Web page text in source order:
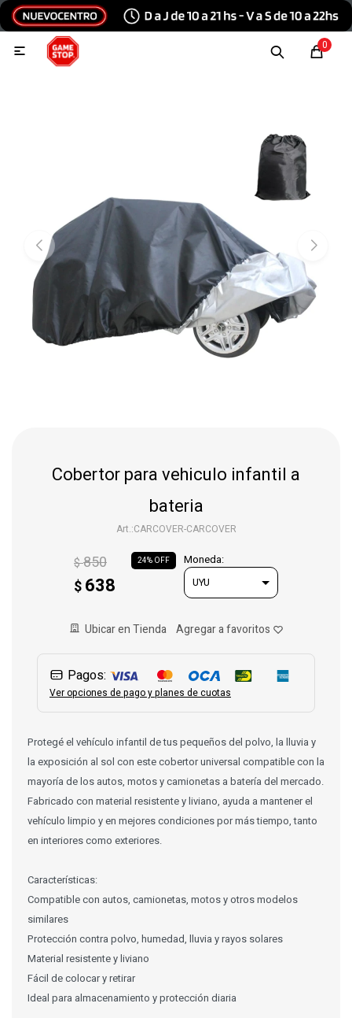
0

Cobertor para vehiculo infantil a
bateria
CARCOVER-CARCOVER
$ 638
$850 24 Moneda:
Ubicar en Tienda
Pagos:
Ver opciones de pago y planes de cuotas
Protegé el vehículo infantil de tus pequeños del polvo, la lluvia y
la exposición al sol con este cobertor universal compatible con la
mayoría de los autos, motos y camionetas a batería del mercado.
Fabricado con material resistente y liviano, ayuda a mantener el
vehículo limpio y en mejores condiciones por más tiempo, tanto
en interiores como exteriores.
Características:
Compatible con autos, camionetas, motos y otros modelos
similares
Protección contra polvo, humedad, lluvia y rayos solares
Material resistente y liviano
Fácil de colocar y retirar
Ideal para almacenamiento y protección diaria
Audio y video
Conexiones
Consolas y videojuegos
Juguetes